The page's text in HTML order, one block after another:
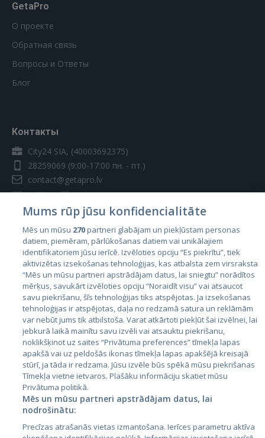
GetaPro
О проекте
Обратная связь
Вопросы и Ответы
Блог
Контакты
City24 SIA, (40003692375)
28259069 (9:00-17:00 пн. - пт.)
contact@getapro.lv
Страны
Эстония
Латвия
Литва
City24.lv
City24.ee
Kainos.lt
Mums rūp jūsu konfidencialitāte
Mēs un mūsu 270partneri glabājam un piekļūstam personas
datiem, piemēram, pārlūkošanas datiem vai unikālajiem
identifikatoriem jūsu ierīcē. Izvēloties opciju “Es piekrītu”, tiek
aktivizētas izsekošanas tehnoloģijas, kas atbalsta zem virsraksta
“Mēs un mūsu partneri apstrādājam datus, lai sniegtu” norādītos
mērķus, savukārt izvēloties opciju “Noraidīt visu” vai atsaucot
savu piekrišanu, šīs tehnoloģijas tiks atspējotas. Ja izsekošanas
tehnoloģijas ir atspējotas, daļa no redzamā satura un reklāmām
var nebūt jums tik atbilstoša. Varat atkārtoti piekļūt šai izvēlnei, lai
jebkurā laikā mainītu savu izvēli vai atsauktu piekrišanu,
noklikšķinot uz saites “Privātuma preferences” tīmekļa lapas
apakšā vai uz peldošās ikonas tīmekļa lapas apakšējā kreisajā
stūrī, ja tāda ir redzama. Jūsu izvēle būs spēkā mūsu piekrišanas
Tīmekļa vietne ietvaros. Plašāku informāciju skatiet mūsu
Privātuma politikā.
Mēs un mūsu partneri apstrādājam datus, lai
nodrošinātu:
Precīzas atrašanās vietas izmantošana. Ierīces parametru aktīva